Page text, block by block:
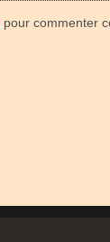
pour commenter